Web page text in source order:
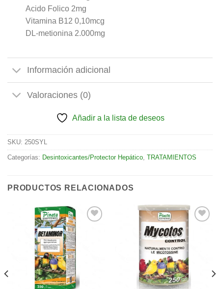
Acido Folico 2mg
Vitamina B12 0,10mcg
DL-metionina 2.000mg
Información adicional
Valoraciones (0)
Añadir a la lista de deseos
SKU: 250SYL
Categorías: Desintoxicantes/Protector Hepático TRATAMIENTOS
PRODUCTOS RELACIONADOS
lista de
deseos